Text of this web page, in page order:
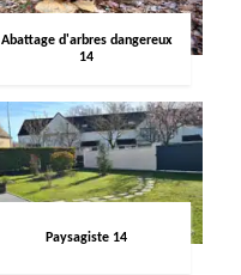
Abattage d'arbres dangereux
14
Paysagiste 14